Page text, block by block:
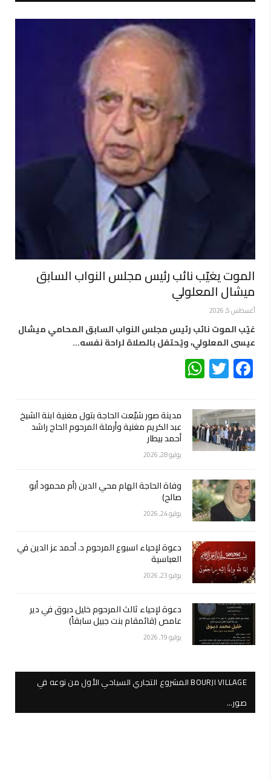
الموت يغيّب نائب رئيس مجلس النواب السابق
ميشال المعلولي
أغسطس 5, 2026
غيّب الموت نائب رئيس مجلس النواب السابق المحامي ميشال
عيسى المعلولي، ويُحتفل بالصلاة لراحة نفسه…
Facebook
Twitter
مدينة صور شيّعت الحاجة بتول مغنية ابنة الشيخ
عبد الكريم مغنية وأرملة المرحوم الحاج راشد
أحمد بيطار
يوليو 28, 2026
وفاة الحاجة الهام محي الدين (أم محمود أبو
صالح)
يوليو 24, 2026
دعوة لإحياء اسبوع المرحوم د. أحمد عز الدين في
العباسية
يوليو 23, 2026
دعوة لإحياء ثالث المرحوم خليل دبوق في دير
عامص (قائمقام بنت جبيل سابقاً)
يوليو 19, 2026
BOURJI VILLAGE المشروع التجاري السياحي الأول من نوعه في
صور…